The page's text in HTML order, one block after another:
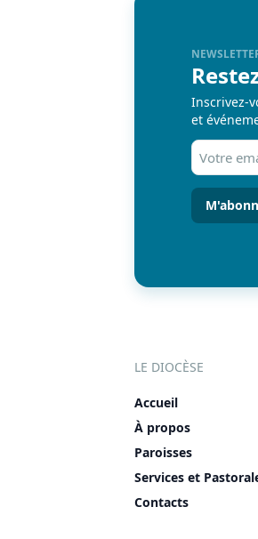
Inscrivez-
et
Votre
email
(Nécessaire)
LE DIOCÈSE
Accueil
À propos
Paroisses
Services et
Contacts